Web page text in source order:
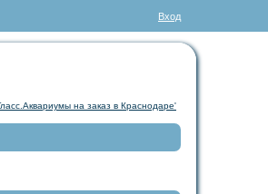
Вход